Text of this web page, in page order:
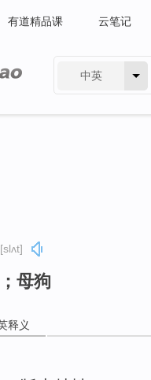
有道精品课 云笔记
中英
[slʌt]
母狗
释义